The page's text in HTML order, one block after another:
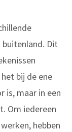
buitenland. Dit
bij de ene
is, maar in een
Om iedereen
hebben